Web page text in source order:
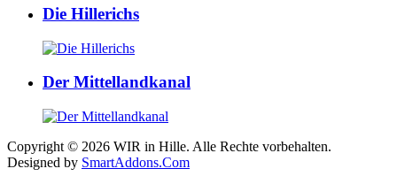
Die Hillerichs
Der Mittellandkanal
Copyright © 2026 WIR in Hille. Alle Rechte vorbehalten.
Designed by SmartAddons.Com